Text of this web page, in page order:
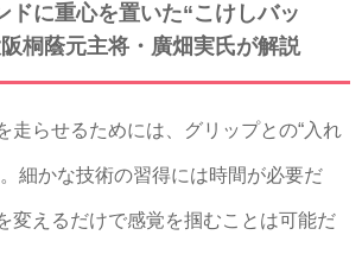
ドに重心を置いた“こけしバッ
阪桐蔭元主将・廣畑実氏が解説
らせるためには、グリップとの“入れ
細かな技術の習得には時間が必要だ
変えるだけで感覚を掴むことは可能だ